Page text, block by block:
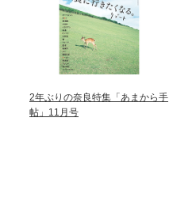
2年ぶりの奈良特集「あまから手
帖」11月号